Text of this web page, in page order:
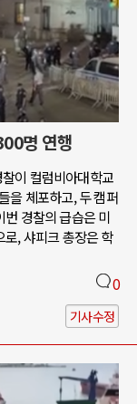
명 연행
이 컬럼비아대학교
을 체포하고, 두 캠퍼
경찰의 급습은 미
, 샤피크 총장은 학
0
기사수정